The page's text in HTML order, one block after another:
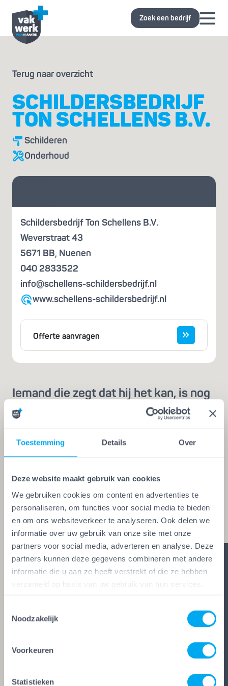
Toestemming Details Over
Deze website maakt gebruik van cookies
We gebruiken cookies om content en advertenties te
personaliseren, om functies voor social media te bieden
en om ons websiteverkeer te analyseren. Ook delen we
informatie over uw gebruik van onze site met onze
partners voor social media, adverteren en analyse. Deze
partners kunnen deze gegevens combineren met andere
informatie die u aan ze heeft verstrekt of die ze hebben
verzameld op basis van uw gebruik van hun services.
Noodzakelijk
Voorkeuren
Statistieken
Zoek een bedrijf
Terug naar overzicht
SCHILDERSBEDRIJF
TON SCHELLENS B.V.
Schilderen
Onderhoud
Vraag je
Schildersbedrijf Ton Schellens B.V.
Weverstraat 43
5671 BB, Nuenen
040 2833522
info@schellens-schildersbedrijf.nl
www.schellens-schildersbedrijf.nl
Offerte aanvragen
Iemand die zegt dat hij het kan, is nog
geen vakman
Een echte vakman of -vrouw herken je aan de
Vakwerk Plusgarantie. Dit is hét
kwaliteitskeurmerk voor schilders, behangers,
aan de strengste kwaliteitseisen voldoet, mag het
keurmerk voeren. Zo ben je zeker van vakwerk,
duidelijke afspraken en zes glasheldere garanties.